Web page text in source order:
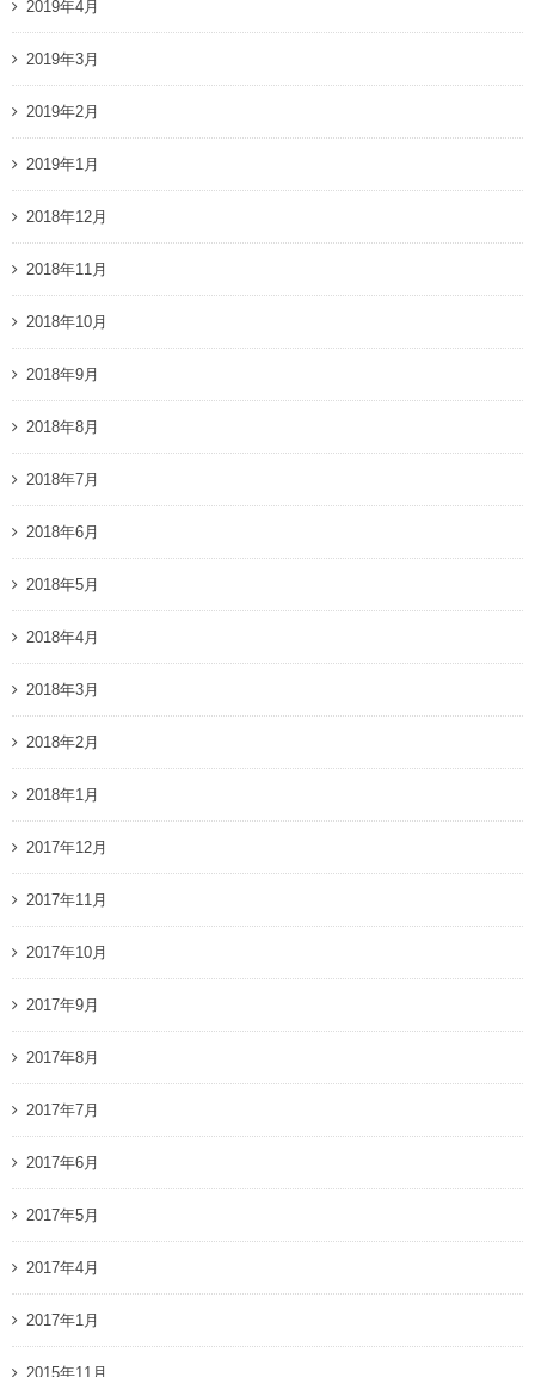
2019年4月
2019年3月
2019年2月
2019年1月
2018年12月
2018年11月
2018年10月
2018年9月
2018年8月
2018年7月
2018年6月
2018年5月
2018年4月
2018年3月
2018年2月
2018年1月
2017年12月
2017年11月
2017年10月
2017年9月
2017年8月
2017年7月
2017年6月
2017年5月
2017年4月
2017年1月
2015年11月